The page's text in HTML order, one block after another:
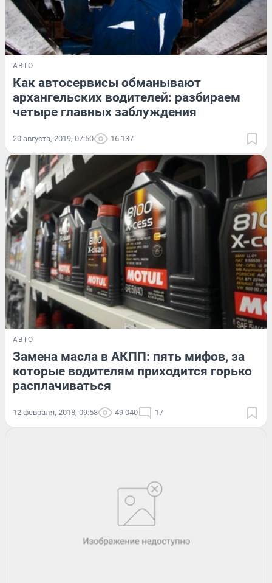
АВТО
Как автосервисы обманывают
архангельских водителей: разбираем
четыре главных заблуждения
20 августа, 2019, 07:50 16 137
АВТО
Замена масла в АКПП: пять мифов, за
которые водителям приходится горько
расплачиваться
12 февраля, 2018, 09:58 49 040 17